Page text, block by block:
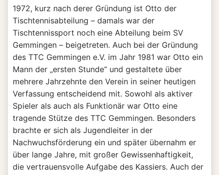
1972, kurz nach derer Gründung ist Otto der
Tischtennisabteilung – damals war der
Tischtennissport noch eine Abteilung beim SV
Gemmingen – beigetreten. Auch bei der Gründung
des TTC Gemmingen e.V. im Jahr 1981 war Otto ein
Mann der „ersten Stunde“ und gestaltete über
mehrere Jahrzehnte den Verein in seiner heutigen
Verfassung entscheidend mit. Sowohl als aktiver
Spieler als auch als Funktionär war Otto eine
tragende Stütze des TTC Gemmingen. Besonders
brachte er sich als Jugendleiter in der
Nachwuchsförderung ein und später übernahm er
über lange Jahre, mit großer Gewissenhaftigkeit,
die vertrauensvolle Aufgabe des Kassiers. Auch der